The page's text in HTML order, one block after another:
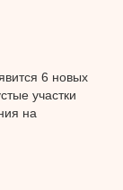
6 новых
участки
на